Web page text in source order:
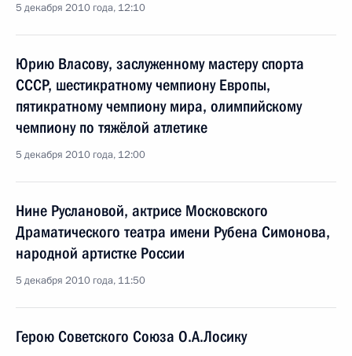
5 декабря 2010 года, 12:10
Юрию Власову, заслуженному мастеру спорта
СССР, шестикратному чемпиону Европы,
пятикратному чемпиону мира, олимпийскому
чемпиону по тяжёлой атлетике
5 декабря 2010 года, 12:00
Нине Руслановой, актрисе Московского
Драматического театра имени Рубена Симонова,
народной артистке России
5 декабря 2010 года, 11:50
Герою Советского Союза О.А.Лосику